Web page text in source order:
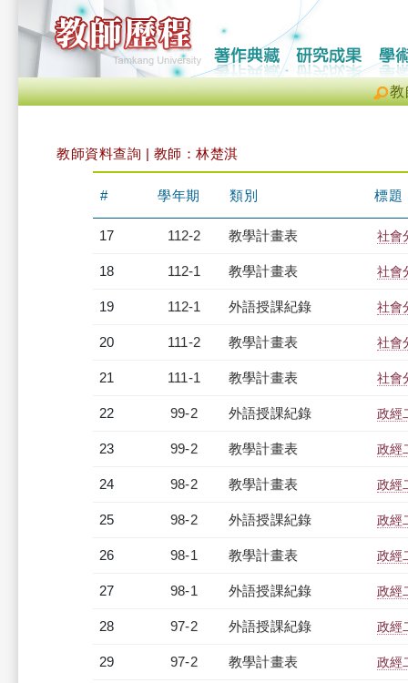
教
教師資料查詢 | 教師：林楚淇
# 學年期 類別 標題
17 112-2 教學計畫表 社會
18 112-1 教學計畫表 社會
19 112-1 外語授課紀錄 社會
20 111-2 教學計畫表 社會
21 111-1 教學計畫表 社會
22 99-2 外語授課紀錄 政經
23 99-2 教學計畫表 政經
24 98-2 教學計畫表 政經
25 98-2 外語授課紀錄 政經
26 98-1 教學計畫表 政經
27 98-1 外語授課紀錄 政經
28 97-2 外語授課紀錄 政經
29 97-2 教學計畫表 政經